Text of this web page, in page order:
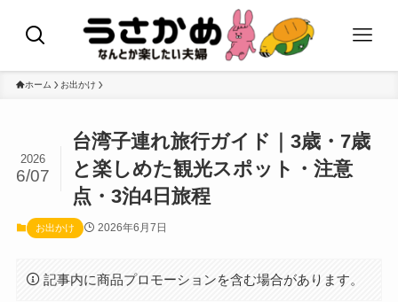
ホーム お出かけ
台湾子連れ旅行ガイド｜3歳・7歳
と楽しめた観光スポット・注意
点・3泊4日旅程
2026
6/07
お出かけ 2026年6月7日
記事内に商品プロモーションを含む場合があります。